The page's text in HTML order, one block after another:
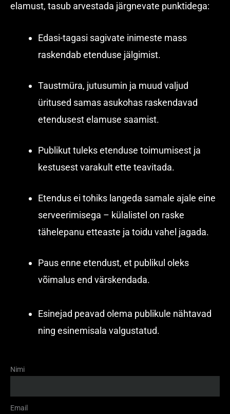
elamust, tasub arvestada järgnevate punktidega:
Edasi-tagasi sagivate inimeste mass
raskendab etenduse jälgimist.
Taustmüra, jutusumin ja muud valjud
üritused samas asukohas raskendavad
etendusest elamuse saamist.
Publikut tuleks etenduse toimumisest ja
kestusest varakult ette teavitada.
Etendus ei tohiks langeda samale ajale eine
serveerimisega – külalistel on raske
tähelepanu etteaste ja toidu vahel jagada.
Paus enne etendust, et publikul oleks
võimalus end värskendada.
Esinejad peavad olema publikule nähtavad
ning esinemisala valgustatud.
Nimi
Email